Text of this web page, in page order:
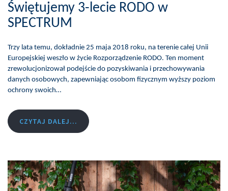
Świętujemy 3-lecie RODO w
SPECTRUM
Trzy lata temu, dokładnie 25 maja 2018 roku, na terenie całej Unii
Europejskiej weszło w życie Rozporządzenie RODO. Ten moment
zrewolucjonizował podejście do pozyskiwania i przechowywania
danych osobowych, zapewniając osobom fizycznym wyższy poziom
ochrony swoich…
CZYTAJ DALEJ...